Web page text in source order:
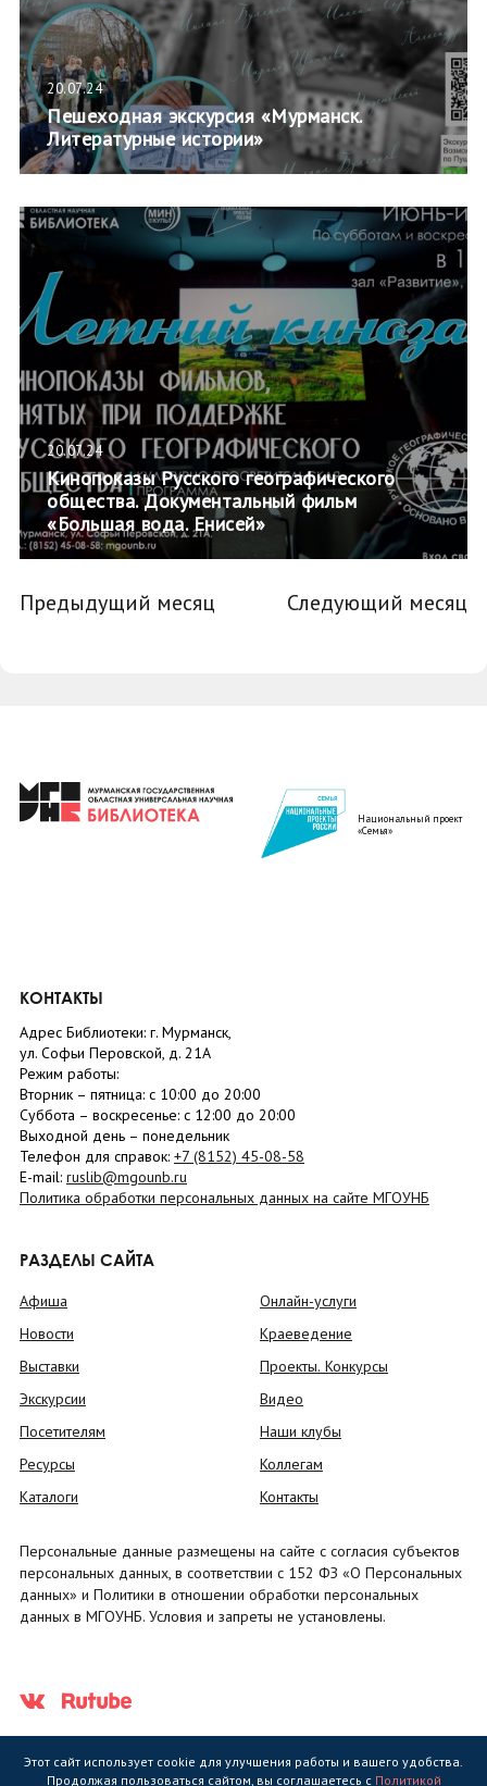
20.07.24
Пешеходная экскурсия «Мурманск.
Литературные истории»
20.07.24
Кинопоказы Русского географического
общества. Документальный фильм
«Большая вода. Енисей»
Предыдущий месяц Следующий месяц
Национальный проект
«Семья»
КОНТАКТЫ
Адрес Библиотеки: г. Мурманск,
ул. Софьи Перовской, д. 21А
Режим работы:
Вторник – пятница: с 10:00 до 20:00
Суббота – воскресенье: c 12:00 до 20:00
Выходной день – понедельник
Телефон для справок: +7 (8152) 45-08-58
E-mail: ruslib@mgounb.ru
Политика обработки персональных данных на сайте МГОУНБ
РАЗДЕЛЫ САЙТА
Афиша
Новости
Выставки
Экскурсии
Посетителям
Ресурсы
Каталоги
Онлайн-услуги
Краеведение
Проекты. Конкурсы
Видео
Наши клубы
Коллегам
Контакты
Персональные данные размещены на сайте с согласия субъектов
персональных данных, в соответствии с 152 ФЗ «О Персональных
данных» и Политики в отношении обработки персональных
данных в МГОУНБ. Условия и запреты не установлены.
Этот сайт использует cookie для улучшения работы и вашего удобства.
Продолжая пользоваться сайтом, вы соглашаетесь с Политикой